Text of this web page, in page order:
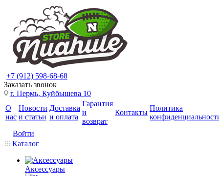
+7 (912) 598-68-68
Заказать звонок
г. Пермь, Куйбышева 10
О
нас
Новости
и статьи
Доставка
и оплата
Гарантия
и
возврат
Контакты
Политика
Войти
Каталог
Аксессуары